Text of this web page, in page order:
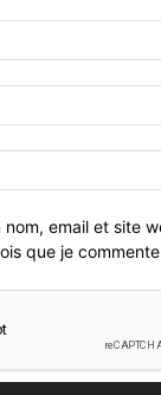
nom, email et site
que je